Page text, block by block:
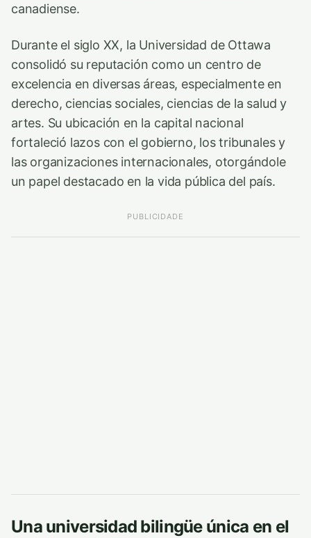
canadiense.
Durante el siglo XX, la Universidad de Ottawa
consolidó su reputación como un centro de
excelencia en diversas áreas, especialmente en
derecho, ciencias sociales, ciencias de la salud y
artes. Su ubicación en la capital nacional
fortaleció lazos con el gobierno, los tribunales y
las organizaciones internacionales, otorgándole
un papel destacado en la vida pública del país.
PUBLICIDADE
Una universidad bilingüe única en el